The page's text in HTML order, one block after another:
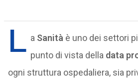
L a Sanità è uno dei settori
punto di vista della data
ogni struttura ospedaliera, sia